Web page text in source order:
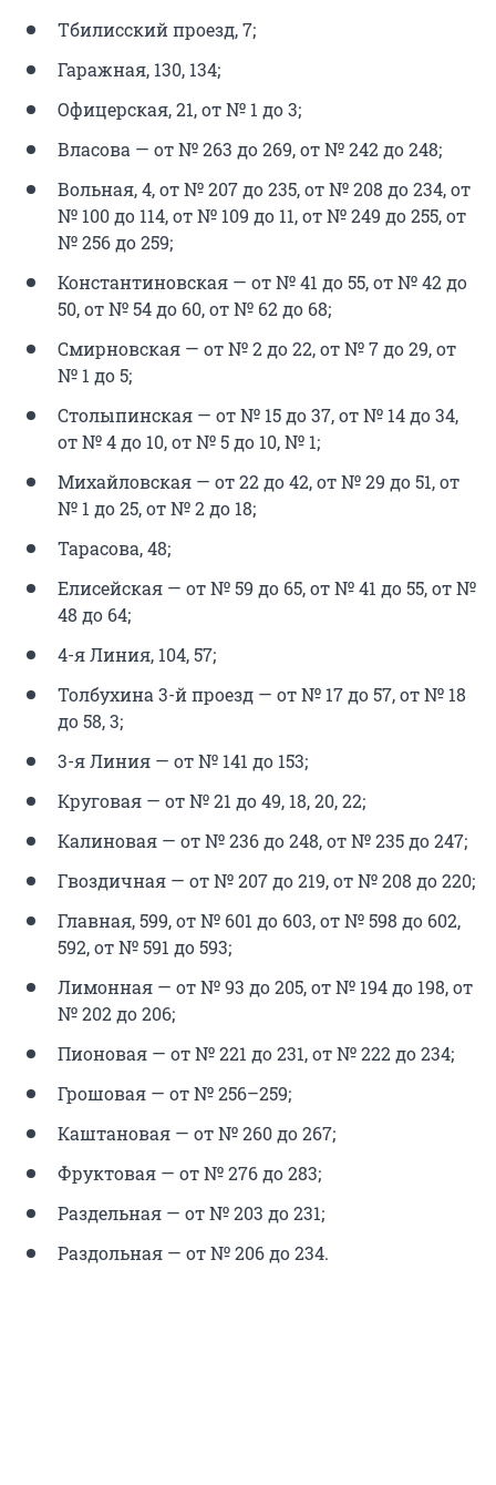
Тбилисский проезд, 7;
Гаражная, 130, 134;
Офицерская, 21, от № 1 до 3;
Власова — от № 263 до 269, от № 242 до 248;
Вольная, 4, от № 207 до 235, от № 208 до 234, от
№ 100 до 114, от № 109 до 11, от № 249 до 255, от
№ 256 до 259;
Константиновская — от № 41 до 55, от № 42 до
50, от № 54 до 60, от № 62 до 68;
Смирновская — от № 2 до 22, от № 7 до 29, от
№ 1 до 5;
Столыпинская — от № 15 до 37, от № 14 до 34,
от № 4 до 10, от № 5 до 10, № 1;
Михайловская — от 22 до 42, от № 29 до 51, от
№ 1 до 25, от № 2 до 18;
Тарасова, 48;
Елисейская — от № 59 до 65, от № 41 до 55, от №
48 до 64;
4-я Линия, 104, 57;
Толбухина 3-й проезд — от № 17 до 57, от № 18
до 58, 3;
3-я Линия — от № 141 до 153;
Круговая — от № 21 до 49, 18, 20, 22;
Калиновая — от № 236 до 248, от № 235 до 247;
Гвоздичная — от № 207 до 219, от № 208 до 220;
Главная, 599, от № 601 до 603, от № 598 до 602,
592, от № 591 до 593;
Лимонная — от № 93 до 205, от № 194 до 198, от
№ 202 до 206;
Пионовая — от № 221 до 231, от № 222 до 234;
Грошовая — от № 256–259;
Каштановая — от № 260 до 267;
Фруктовая — от № 276 до 283;
Раздельная — от № 203 до 231;
Раздольная — от № 206 до 234.